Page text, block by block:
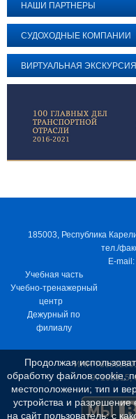
НАШИ ПАРТНЕРЫ
СУДОХОДНЫЕ КОМПАНИИ
ВИРТУАЛЬНАЯ
185003, Республика
тел./
E-
Учебная часть
Учебно-тренажерный
центр
Дежурный по
филиалу
ИНН
97163915,
Продолжая
обработку файлов cookie,
местоположении; тип и
устройства и разрешение
на сайт пользователь; с